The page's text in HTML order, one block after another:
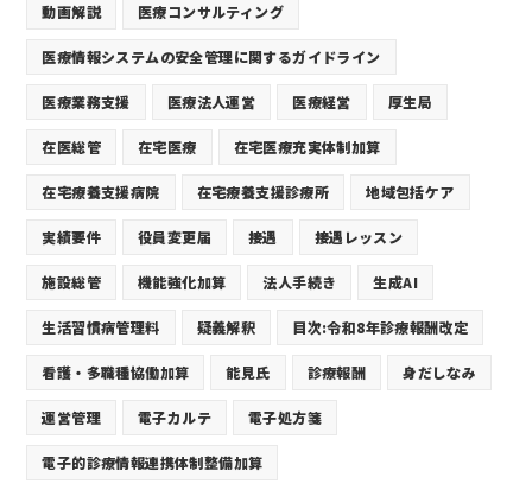
動画解説 医療コンサルティング
医療情報システムの安全管理に関するガイドライン
医療業務支援 医療法人運営 医療経営 厚生局
在医総管 在宅医療 在宅医療充実体制加算
在宅療養支援病院 在宅療養支援診療所 地域包括ケア
実績要件 役員変更届 接遇 接遇レッスン
施設総管 機能強化加算 法人手続き 生成AI
生活習慣病管理料 疑義解釈 目次:令和8年診療報酬改定
看護・多職種協働加算 能見氏 診療報酬 身だしなみ
運営管理 電子カルテ 電子処方箋
電子的診療情報連携体制整備加算